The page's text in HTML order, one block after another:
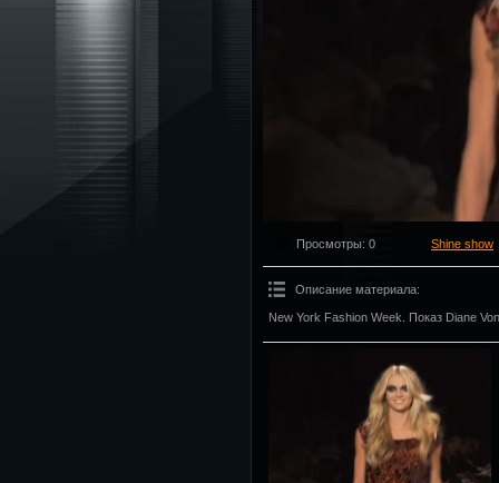
Просмотры: 0 Shine show
Описание материала:
New York Fashion Week. Показ Diane